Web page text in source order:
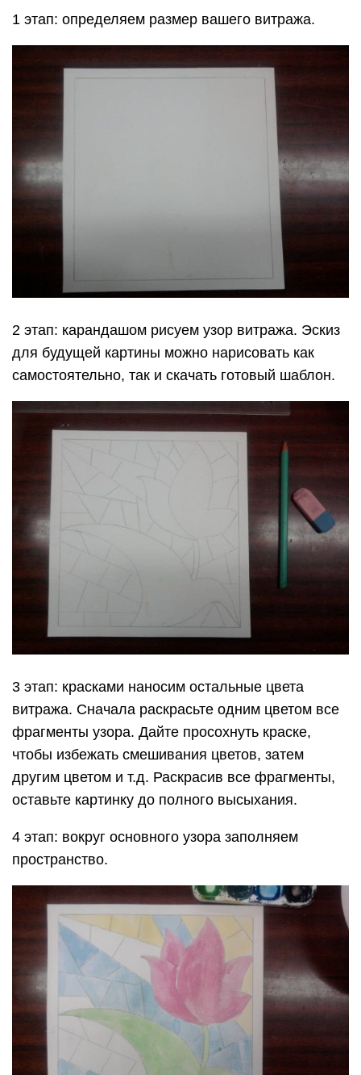
1 этап: определяем размер вашего витража.
2 этап: карандашом рисуем узор витража. Эскиз
для будущей картины можно нарисовать как
самостоятельно, так и скачать готовый шаблон.
3 этап: красками наносим остальные цвета
витража. Сначала раскрасьте одним цветом все
фрагменты узора. Дайте просохнуть краске,
чтобы избежать смешивания цветов, затем
другим цветом и т.д. Раскрасив все фрагменты,
оставьте картинку до полного высыхания.
4 этап: вокруг основного узора заполняем
пространство.